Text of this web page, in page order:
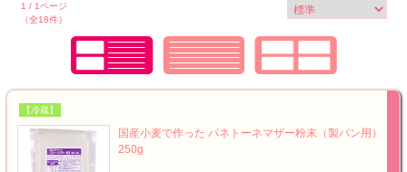
1 / 1ページ
（全18件）
【冷蔵】
国産小麦で作った パネトーネマザー粉末（製パン用）
250g